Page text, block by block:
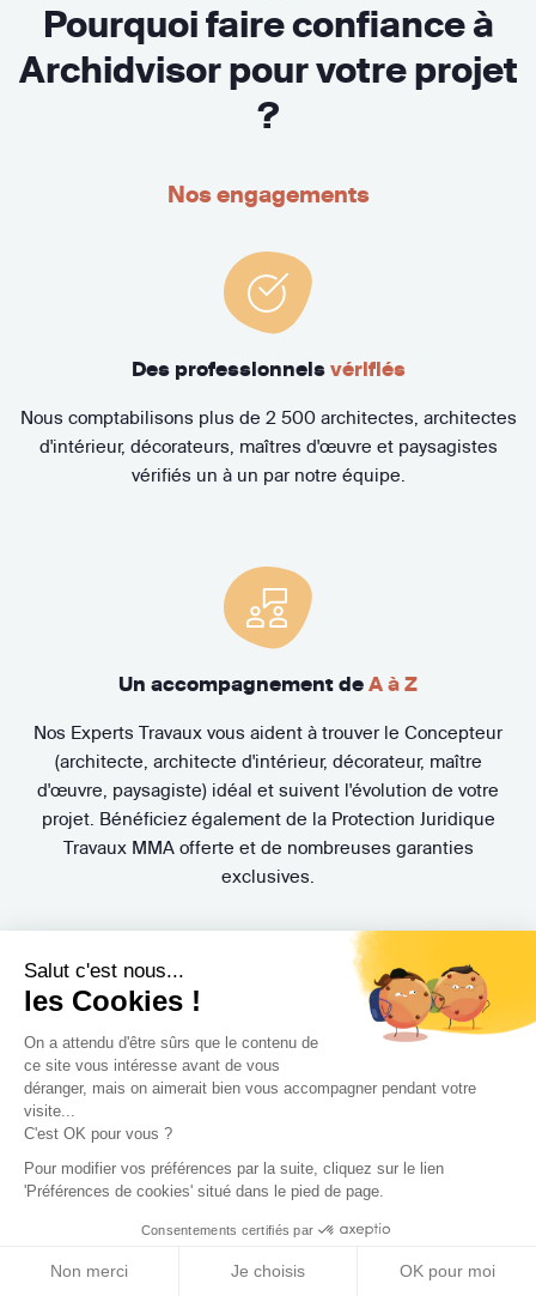
Salut c'est nous...
les Cookies !
On a attendu d'être sûrs que le contenu de
ce site vous intéresse avant de vous
déranger, mais on aimerait bien vous accompagner pendant votre
visite...
C'est OK pour vous ?
Pour modifier vos préférences par la suite, cliquez sur le lien
'Préférences de cookies' situé dans le pied de page.
Consentements certifiés par
Non merci Je choisis OK pour moi
Pourquoi faire confiance à
Archidvisor pour votre projet
?
Nos engagements
Des professionnels vérifiés
Nous comptabilisons plus de 2 500 architectes, architectes
d'intérieur, décorateurs, maîtres d'œuvre et paysagistes
vérifiés un à un par notre équipe.
Un accompagnement de A à Z
Nos Experts Travaux vous aident à trouver le Concepteur
(architecte, architecte d'intérieur, décorateur, maître
d'œuvre, paysagiste) idéal et suivent l'évolution de votre
projet. Bénéficiez également de la Protection Juridique
Travaux MMA offerte et de nombreuses garanties
exclusives.
3 rendez-vousgratuits
Pas de mauvaise surprise. Rencontrez gratuitement et sans
engagement trois Concepteurs et recevez en quelques
jours leur proposition d'accompagnement.